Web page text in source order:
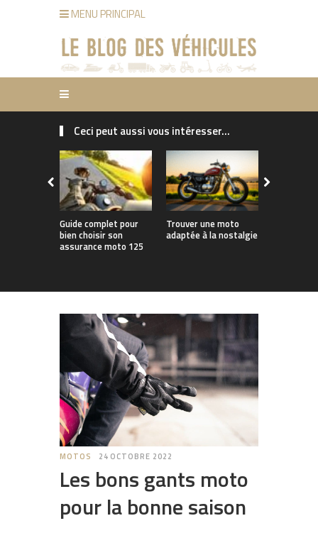
MENU PRINCIPAL
Ceci peut aussi vous intéresser...
Guide complet pour
bien choisir son
assurance moto 125
Trouver une moto
adaptée à la nostalgie
MOTOS 24 OCTOBRE 2022
Les bons gants moto
pour la bonne saison